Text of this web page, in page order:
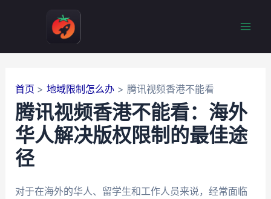
首页 地域限制怎么办 腾讯视频香港不能看
腾讯视频香港不能看：海外
华人解决版权限制的最佳途
径
对于在海外的华人、留学生和工作人员来说，经常面临